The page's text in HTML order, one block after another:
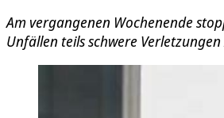
Am vergangenen Wochenende
Unfällen teils schwere